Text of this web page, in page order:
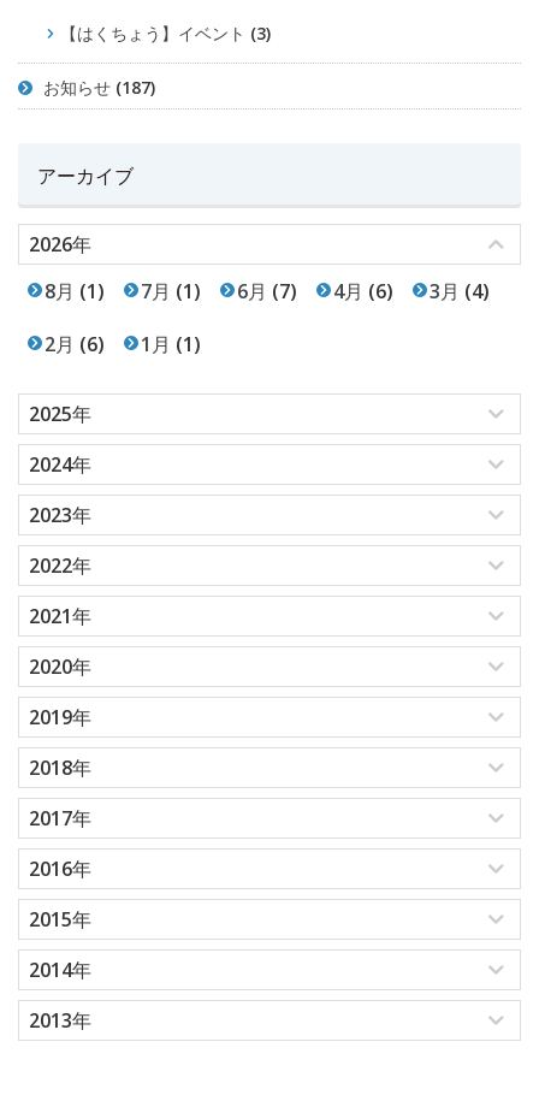
【はくちょう】イベント (3)
お知らせ (187)
アーカイブ
2026年
8月 (1) 7月 (1) 6月 (7) 4月 (6) 3月 (4)
2月 (6) 1月 (1)
2025年
2024年
2023年
2022年
2021年
2020年
2019年
2018年
2017年
2016年
2015年
2014年
2013年